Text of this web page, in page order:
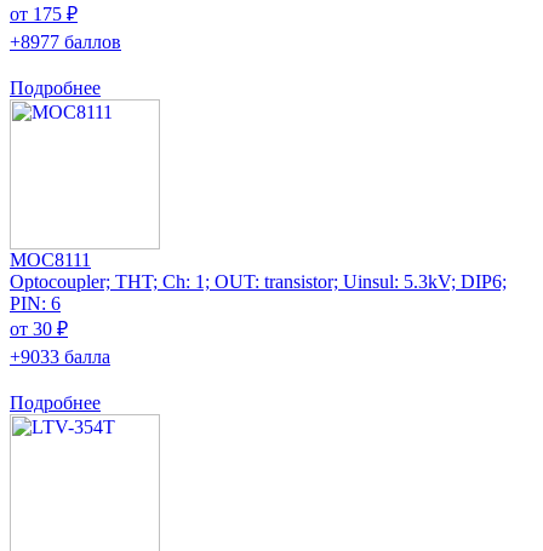
от 175 ₽
+8977 баллов
Подробнее
MOC8111
Optocoupler; THT; Ch: 1; OUT: transistor; Uinsul: 5.3kV; DIP6;
PIN: 6
от 30 ₽
+9033 балла
Подробнее